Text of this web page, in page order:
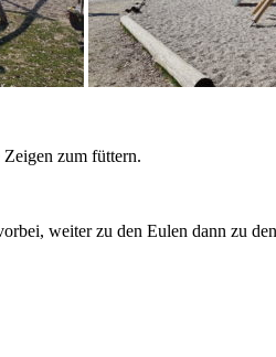
zum füttern.
weiter zu den Eulen dann zu